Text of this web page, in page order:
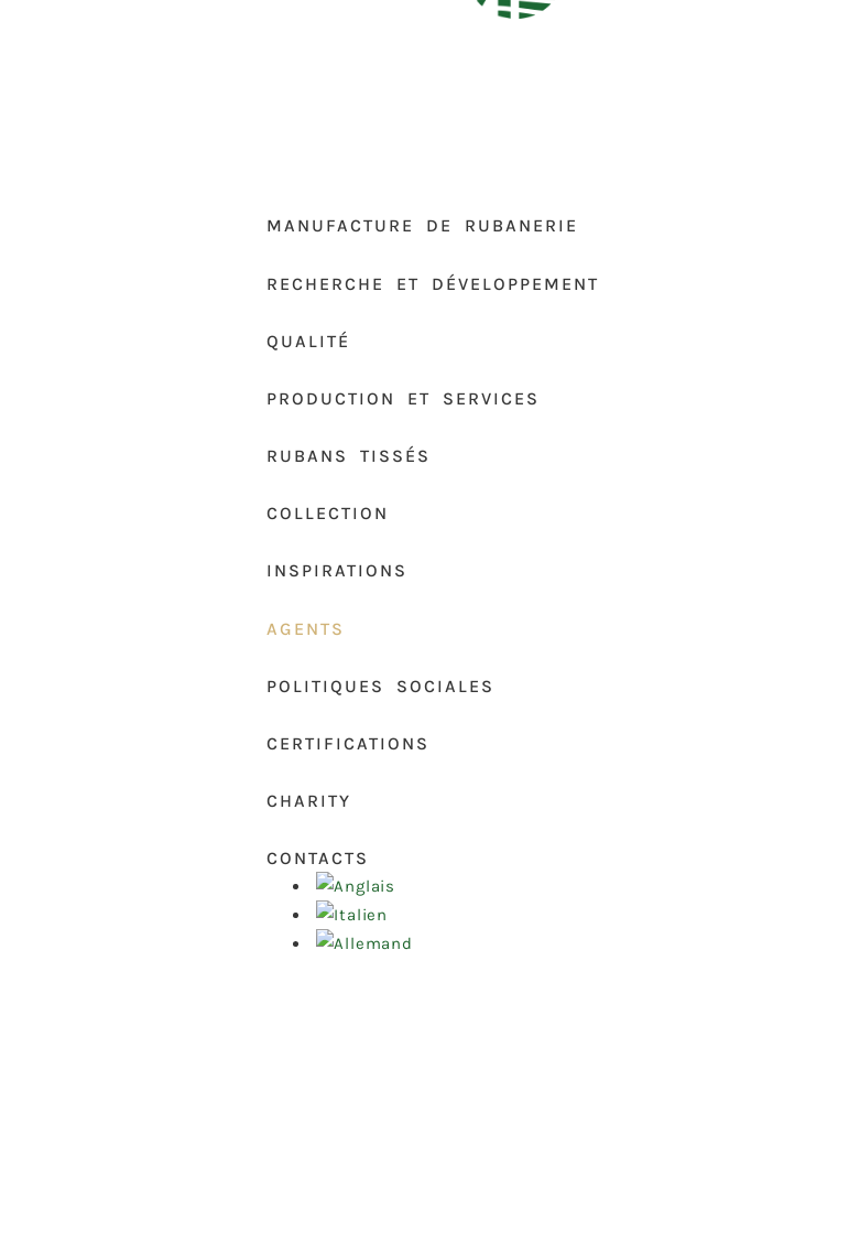
MANUFACTURE DE RUBANERIE
RECHERCHE ET DÉVELOPPEMENT
QUALITÉ
PRODUCTION ET SERVICES
RUBANS TISSÉS
COLLECTION
INSPIRATIONS
AGENTS
POLITIQUES SOCIALES
CERTIFICATIONS
CHARITY
CONTACTS